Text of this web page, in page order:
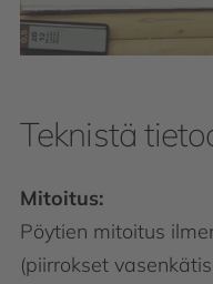
Teknistä
Mitoitus:
Pöytien mitoitus
(piirrokset